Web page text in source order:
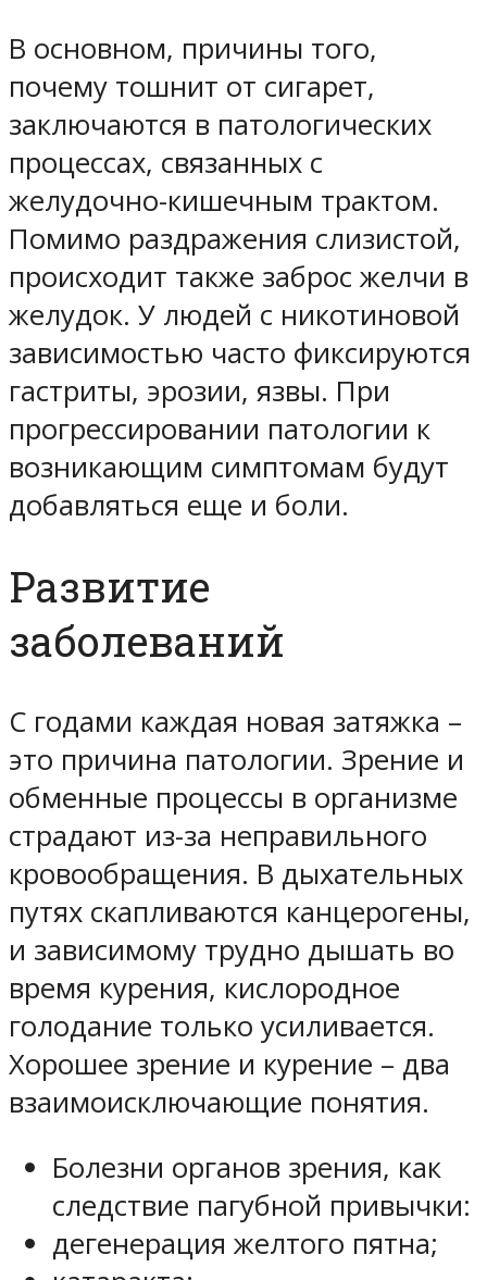
В основном, причины того,
почему тошнит от сигарет,
заключаются в патологических
процессах, связанных с
желудочно-кишечным трактом.
Помимо раздражения слизистой,
происходит также заброс желчи в
желудок. У людей с никотиновой
зависимостью часто фиксируются
гастриты, эрозии, язвы. При
прогрессировании патологии к
возникающим симптомам будут
добавляться еще и боли.
Развитие
заболеваний
С годами каждая новая затяжка –
это причина патологии. Зрение и
обменные процессы в организме
страдают из-за неправильного
кровообращения. В дыхательных
путях скапливаются канцерогены,
и зависимому трудно дышать во
время курения, кислородное
голодание только усиливается.
Хорошее зрение и курение – два
взаимоисключающие понятия.
Болезни органов зрения, как
следствие пагубной привычки:
дегенерация желтого пятна;